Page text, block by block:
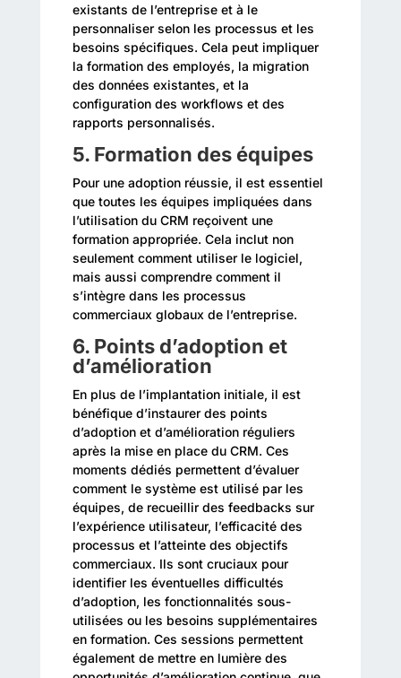
existants de l’entreprise et à le
personnaliser selon les processus et les
besoins spécifiques. Cela peut impliquer
la formation des employés, la migration
des données existantes, et la
configuration des workflows et des
rapports personnalisés.
5. Formation des équipes
Pour une adoption réussie, il est essentiel
que toutes les équipes impliquées dans
l’utilisation du CRM reçoivent une
formation appropriée. Cela inclut non
seulement comment utiliser le logiciel,
mais aussi comprendre comment il
s’intègre dans les processus
commerciaux globaux de l’entreprise.
6. Points d’adoption et
d’amélioration
En plus de l’implantation initiale, il est
bénéfique d’instaurer des points
d’adoption et d’amélioration réguliers
après la mise en place du CRM. Ces
moments dédiés permettent d’évaluer
comment le système est utilisé par les
équipes, de recueillir des feedbacks sur
l’expérience utilisateur, l’efficacité des
processus et l’atteinte des objectifs
commerciaux. Ils sont cruciaux pour
identifier les éventuelles difficultés
d’adoption, les fonctionnalités sous-
utilisées ou les besoins supplémentaires
en formation. Ces sessions permettent
également de mettre en lumière des